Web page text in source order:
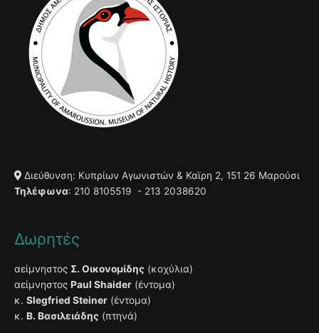
Διεύθυνση: Κυπρίων Αγωνιστών & Καϊρη 2, 151 26 Μαρούσι
Τηλέφωνα: 210 8105519 - 213 2038620
Δωρητές
αείμνηστος Σ. Οικονομίδης (κοχύλια)
αείμνηστος Paul Shaider (έντομα)
κ. Slegfried Steiner (έντομα)
κ. Β. Βασιλειάδης (πτηνά)